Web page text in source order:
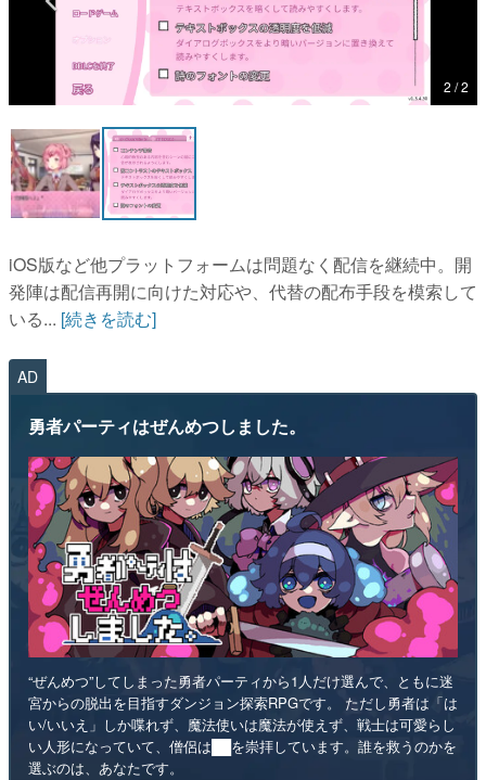
アプリレビュー
その他
運営：株式会社マレ
2 / 2
iOS版など他プラットフォームは問題なく配信を継続中。開
発陣は配信再開に向けた対応や、代替の配布手段を模索して
いる... [続きを読む]
AD
勇者パーティはぜんめつしました。
“ぜんめつ”してしまった勇者パーティから1人だけ選んで、ともに迷
宮からの脱出を目指すダンジョン探索RPGです。 ただし勇者は「は
い/いいえ」しか喋れず、魔法使いは魔法が使えず、戦士は可愛らし
い人形になっていて、僧侶は██を崇拝しています。誰を救うのかを
選ぶのは、あなたです。